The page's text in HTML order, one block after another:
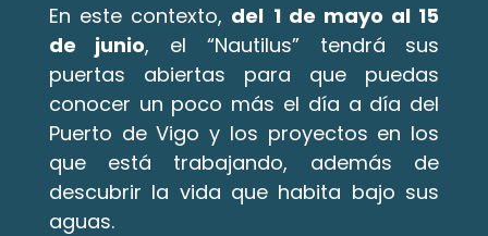
En este contexto, del 1 de mayo al 15
de junio, el “Nautilus” tendrá sus
puertas abiertas para que puedas
conocer un poco más el día a día del
Puerto de Vigo y los proyectos en los
que está trabajando, además de
descubrir la vida que habita bajo sus
aguas.